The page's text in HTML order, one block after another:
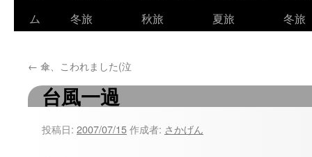
ン
ツ
ム
冬旅
秋旅
夏旅
冬旅
← 傘、こわれました(泣
台風一過
投稿日: 2007/07/15作成者: さかげん